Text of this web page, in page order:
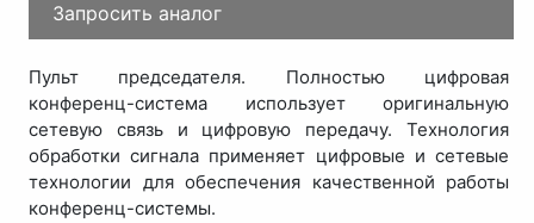
Запросить аналог
Пульт председателя. Полностью цифровая
конференц-система использует оригинальную
сетевую связь и цифровую передачу. Технология
обработки сигнала применяет цифровые и сетевые
технологии для обеспечения качественной работы
конференц-системы.